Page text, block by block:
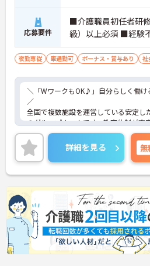
応募要件
■介護職員初任者研
級）以上必須 ■経験
夜勤専従 車通勤可 ボーナス・賞与あり 社
＼「WワークもOK♪」自分らしく働
／
全国で複数施設を運営している安定し
のグループホームです。教育体制が充
未経験の方でも段階的に知識や技術を
る研修制度をご用意。また、資格取得
っているため、働きながらスキルアッ
す◎Wワークの相談も柔軟で、ライフ
わせながら長く働きやすい環境が整
━━━━━━━━━━━━━━
■ 研修充実！安心スタートを応援♪
━━━━━━━━━━━━━━
経験に合わせて学べる環境が整ってい
・専門研修やマナー研修を実施
・資格取得支援制度あり
詳細を見る 無